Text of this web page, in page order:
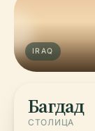
IRAQ
Багдад
СТОЛИЦА